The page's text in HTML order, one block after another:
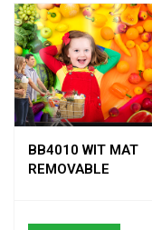
BB4010 WIT MAT
REMOVABLE